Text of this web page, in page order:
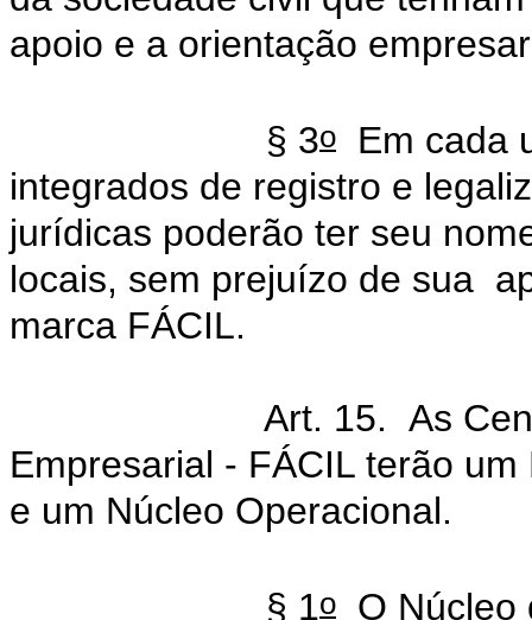
apoio e a orientação
§ 3o Em cada
integrados de registro e
jurídicas poderão ter seu
locais, sem prejuízo de sua
marca FÁCIL.
Art. 15. As
Empresarial - FÁCIL terão
e um Núcleo Operacional.
§ 1o O Núcleo